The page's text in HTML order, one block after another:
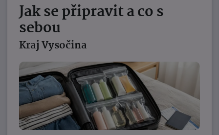
Jak se připravit a co s
sebou
Kraj Vysočina